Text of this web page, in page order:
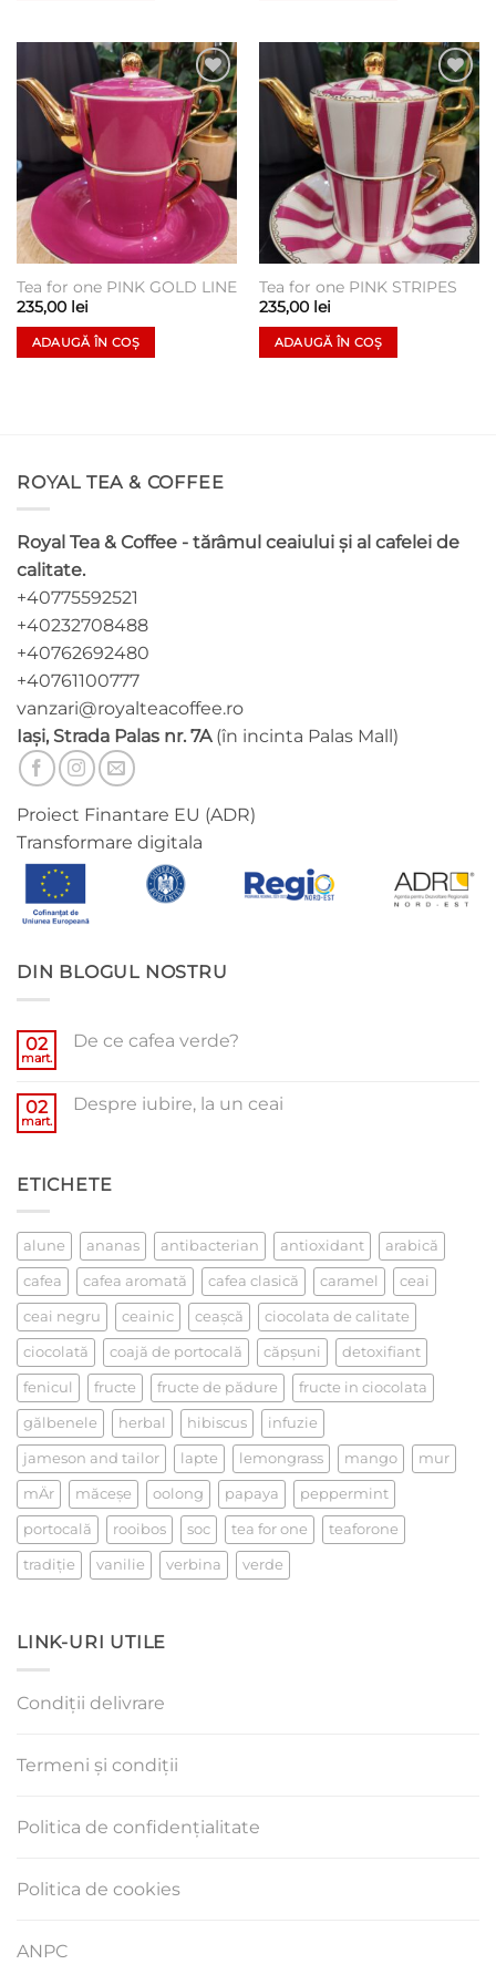
Add to
wishlist
Tea for one PINK GOLD LINE
235,00 lei
ADAUGĂ ÎN COȘ
Add to
wishlist
Tea for one PINK STRIPES
235,00 lei
ADAUGĂ ÎN COȘ
ROYAL TEA & COFFEE
Royal Tea & Coffee - tărâmul ceaiului și al cafelei de
calitate.
+40775592521
+40232708488
+40762692480
+40761100777
vanzari@royalteacoffee.ro
Iași, Strada Palas nr. 7A(în incinta Palas Mall)
Proiect Finantare EU (ADR)
Transformare digitala
DIN BLOGUL NOSTRU
02
mart.
De ce cafea verde?
De
02
mart.
Despre iubire, la un ceai
iubire,
ETICHETE
alune ananas antibacterian antioxidant arabică
cafea cafea aromată cafea clasică caramel ceai
ceai negru ceainic ceaşcă ciocolata de calitate
ciocolată coajă de portocală căpşuni detoxifiant
fenicul fructe fructe de pădure fructe in ciocolata
gălbenele herbal hibiscus infuzie
jameson and tailor lapte lemongrass mango mur
mÄr măceşe oolong papaya peppermint
portocală rooibos soc tea for one teaforone
tradiţie vanilie verbina verde
LINK-URI UTILE
Condiții delivrare
Termeni și condiții
Politica de confidențialitate
Politica de cookies
ANPC